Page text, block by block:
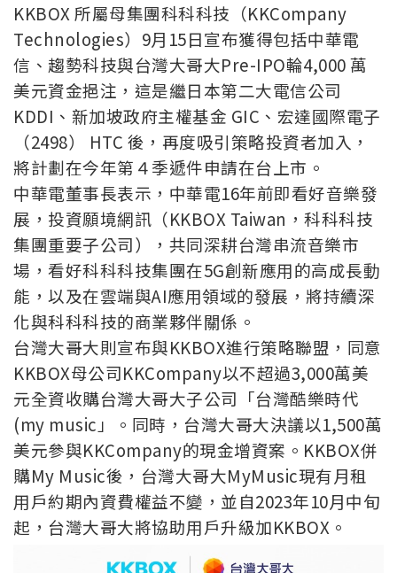
KKBOX 所屬母集團科科科技（KKCompany
Technologies）9月15日宣布獲得包括中華電
信、趨勢科技與台灣大哥大Pre-IPO輪4,000 萬
美元資金挹注，這是繼日本第二大電信公司
KDDI、新加坡政府主權基金 GIC、宏達國際電子
（2498） HTC 後，再度吸引策略投資者加入，
將計劃在今年第４季遞件申請在台上市。
中華電董事長表示，中華電16年前即看好音樂發
展，投資願境網訊（KKBOX Taiwan，科科科技
集團重要子公司），共同深耕台灣串流音樂市
場，看好科科科技集團在5G創新應用的高成長動
能，以及在雲端與AI應用領域的發展，將持續深
化與科科科技的商業夥伴關係。
台灣大哥大則宣布與KKBOX進行策略聯盟，同意
KKBOX母公司KKCompany以不超過3,000萬美
元全資收購台灣大哥大子公司「台灣酷樂時代
(my music」。同時，台灣大哥大決議以1,500萬
美元參與KKCompany的現金增資案。KKBOX併
購My Music後，台灣大哥大MyMusic現有月租
用戶約期內資費權益不變，並自2023年10月中旬
起，台灣大哥大將協助用戶升級加KKBOX。